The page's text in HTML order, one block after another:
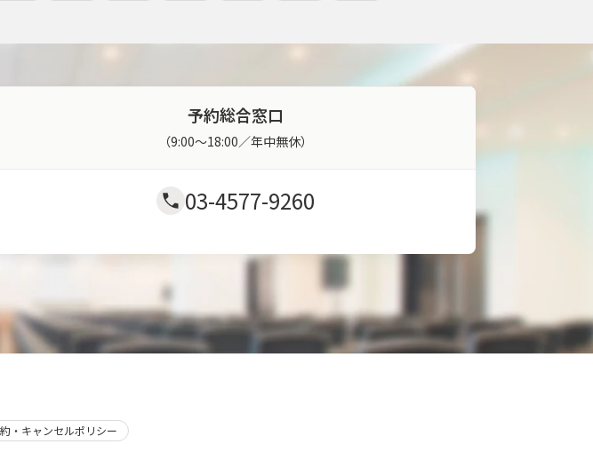
予約総合窓口
（9:00～18:00／年中無休）
03-4577-9260
・キャンセルポリシー